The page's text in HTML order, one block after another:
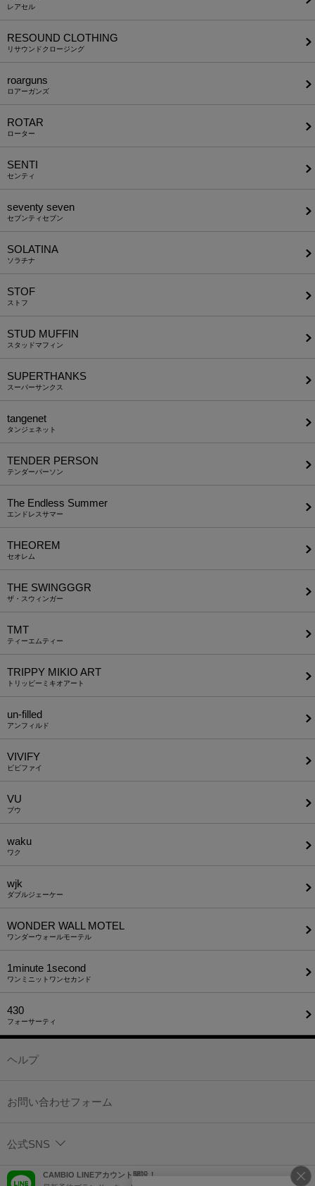
レアセル
RESOUND CLOTHING
リサウンドクロージング
roarguns
ロアーガンズ
ROTAR
ローター
SENTI
センティ
seventy seven
セブンティセブン
SOLATINA
ソラチナ
STOF
ストフ
STUD MUFFIN
スタッドマフィン
SUPERTHANKS
スーパーサンクス
tangenet
タンジェネット
TENDER PERSON
テンダーパーソン
The Endless Summer
エンドレスサマー
THEOREM
セオレム
THE SWINGGGR
ザ・スウィンガー
TMT
ティーエムティー
TRIPPY MIKIO ART
トリッピーミキオアート
un-filled
アンフィルド
VIVIFY
ビビファイ
VU
ブウ
waku
ワク
wjk
ダブルジェーケー
WONDER WALL MOTEL
ワンダーウォールモーテル
1minute​ 1second
ワンミニットワンセカンド
430
フォーサーティ
ヘルプ
お問い合わせフォーム
公式SNS
CAMBIO LINEアカウント開設！